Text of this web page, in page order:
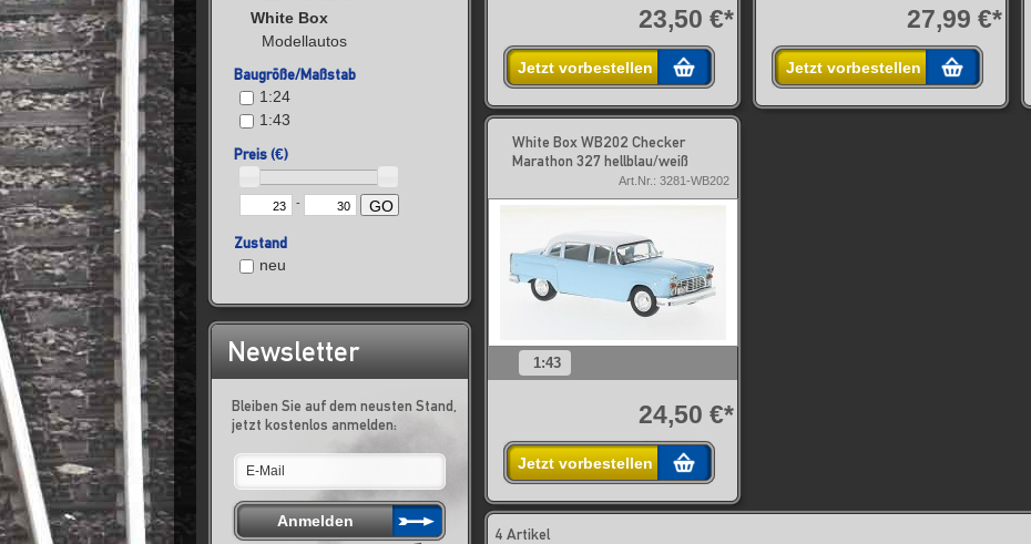
White Box
Modellautos
Baugröße/Maßstab
1:24
1:43
Preis (€)
- GO
Zustand
neu
Newsletter
Bleiben Sie auf dem neusten Stand,
jetzt kostenlos anmelden:
23,50 €*
Jetzt vorbestellen
27,99 €*
Jetzt vorbestellen
White Box WB202 Checker
Marathon 327 hellblau/weiß
Art.Nr.: 3281-WB202
1:43
24,50 €*
Jetzt vorbestellen
4 Artikel